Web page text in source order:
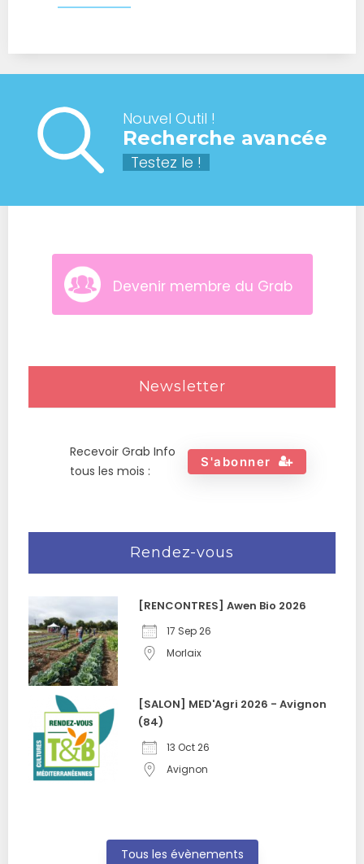
Nouvel Outil !
Recherche avancée
Testez le !
Devenir membre du Grab
Newsletter
Recevoir Grab Info
tous les mois :
S'abonner
Rendez-vous
[RENCONTRES] Awen Bio 2026
17 Sep 26
Morlaix
[SALON] MED'Agri 2026 - Avignon
(84)
13 Oct 26
Avignon
Tous les évènements